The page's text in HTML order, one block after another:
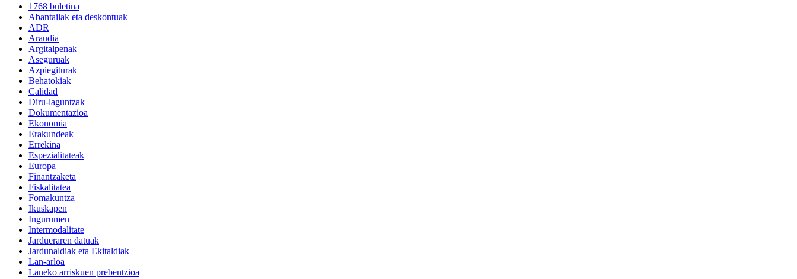
1768 buletina
Abantailak eta deskontuak
ADR
Araudia
Argitalpenak
Aseguruak
Azpiegiturak
Behatokiak
Calidad
Diru-laguntzak
Dokumentazioa
Ekonomia
Erakundeak
Errekina
Espezialitateak
Europa
Finantzaketa
Fiskalitatea
Fomakuntza
Ikuskapen
Ingurumen
Intermodalitate
Jardueraren datuak
Jardunaldiak eta Ekitaldiak
Lan-arloa
Laneko arriskuen prebentzioa